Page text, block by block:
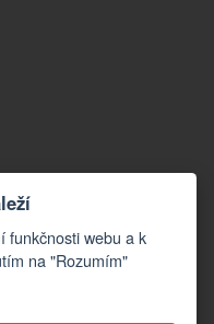
funkčnosti webu a k
na "Rozumím"